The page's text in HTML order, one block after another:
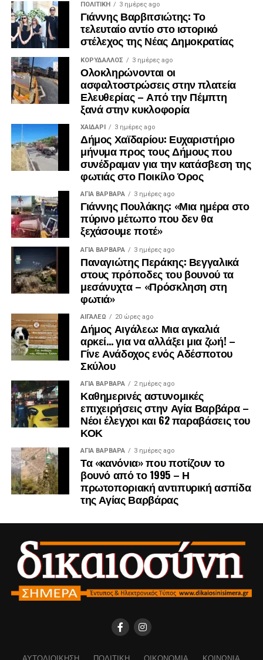
ΠΟΛΙΤΙΚΉ 3 ημέρες ago
Γιάννης Βαρβιτσιώτης: Το
τελευταίο αντίο στο ιστορικό
στέλεχος της Νέας Δημοκρατίας
ΚΟΡΥΔΑΛΛΟΣ 3 ημέρες ago
Ολοκληρώνονται οι
ασφαλτοστρώσεις στην πλατεία
Ελευθερίας – Από την Πέμπτη
ξανά στην κυκλοφορία
ΧΑΪΔΑΡΙ 3 ημέρες ago
Δήμος Χαϊδαρίου: Ευχαριστήριο
μήνυμα προς τους Δήμους που
συνέδραμαν για την κατάσβεση της
φωτιάς στο Ποικίλο Όρος
ΑΓΙΑ ΒΑΡΒΑΡΑ 3 ημέρες ago
Γιάννης Πουλάκης: «Μια ημέρα στο
πύρινο μέτωπο που δεν θα
ξεχάσουμε ποτέ»
ΑΓΙΑ ΒΑΡΒΑΡΑ 3 ημέρες ago
Παναγιώτης Περάκης: Βεγγαλικά
στους πρόποδες του βουνού τα
μεσάνυχτα – «Πρόσκληση στη
φωτιά»
ΑΙΓΑΛΕΩ 20 ώρες ago
Δήμος Αιγάλεω: Μια αγκαλιά
αρκεί… για να αλλάξει μια ζωή! –
Γίνε Ανάδοχος ενός Αδέσποτου
Σκύλου
ΑΓΙΑ ΒΑΡΒΑΡΑ 2 ημέρες ago
Καθημερινές αστυνομικές
επιχειρήσεις στην Αγία Βαρβάρα –
Νέοι έλεγχοι και 62 παραβάσεις του
ΚΟΚ
ΑΓΙΑ ΒΑΡΒΑΡΑ 3 ημέρες ago
Τα «κανόνια» που ποτίζουν το
βουνό από το 1995 – Η
πρωτοποριακή αντιπυρική ασπίδα
της Αγίας Βαρβάρας